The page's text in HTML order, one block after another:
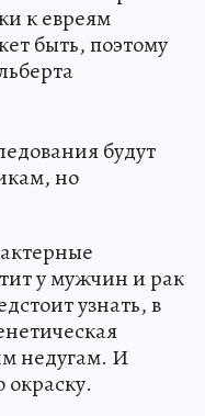
к евреям
быть, поэтому
будут
но
у мужчин и рак
узнать, в
недугам. И